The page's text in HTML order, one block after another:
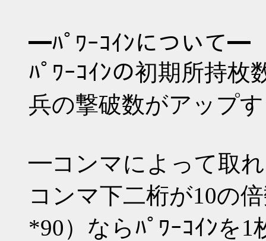
━ﾊﾟﾜｰｺｲﾝについて━
ﾊﾟﾜｰｺｲﾝの初期所持
兵の撃破数がアップ
━コンマによって取
コンマ下二桁が10の
*90）ならﾊﾟﾜｰｺｲﾝを1